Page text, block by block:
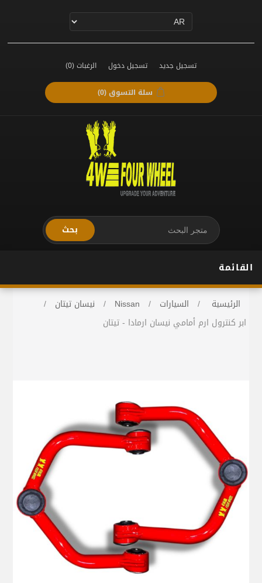
تسجيل جديد تسجيل دخول الرغبات(0)
سلة التسوق(0)
بحث
القائمة
الرئيسية / السيارات /
Nissan
/ نيسان تيتان
/
ابر كنترول ارم أمامي نيسان ارمادا - تيتان